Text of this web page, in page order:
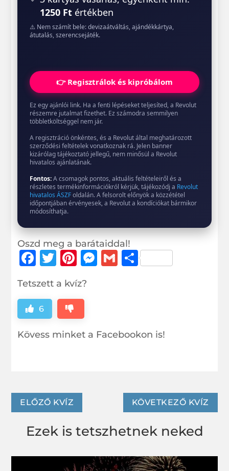
1250 Ft értékben
⚠️ Nem számít bele: devizaátváltás, ajándékkártya,
átutalás, szerencsejáték.
👉 Regisztrálok és kipróbálom
Ez egy ajánlói link. Ha a fenti lépéseket teljesíted, a Revolut
részemre jutalmat fizethet. Ez számodra semmilyen
többletköltséggel nem jár.
A regisztráció önkéntes, és a Revolut által meghatározott
szerződési feltételek vonatkoznak rá. Jelen banner
kizárólag tájékoztató jellegű, nem minősül a Revolut
hivatalos ajánlatának.
Fontos:A csomagok pontos, aktuális feltételeiről és a
részletes termékinformációkról kérjük, tájékozódj a Revolut
hivatalos ÁSZFoldalán. A felsorolt előnyök a közzététel
időpontjában érvényesek, a Revolut a kondíciókat bármikor
módosíthatja.
Oszd meg a barátaiddal!
F
c
e
b
o
T
it
te
r
Pi
te
r
e
st
M
g
G O
e
Tetszett a kvíz?
6
Kövess minket a Facebookon is!
ELŐZŐ KVÍZ KÖVETKEZŐ KVÍZ
Ezek is tetszhetnek neked